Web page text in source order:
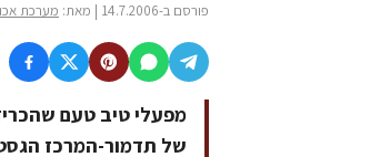
פורסם ב-14.7.2006 | מאת: מערכת
מפעלי טיב טעם
של תדמור-המרכז